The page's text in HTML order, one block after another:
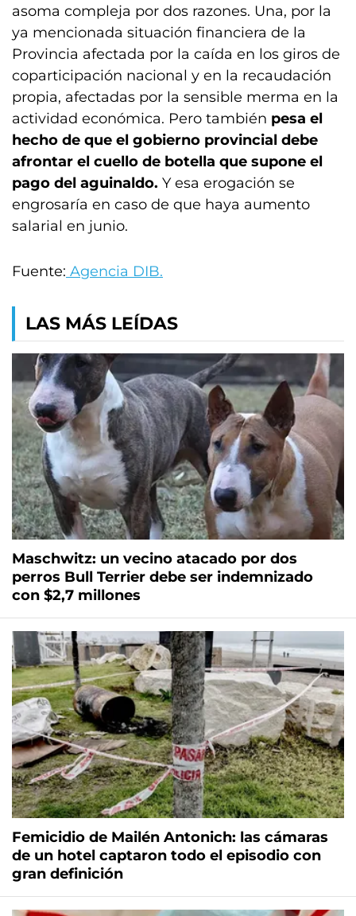
asoma compleja por dos razones. Una, por la
ya mencionada situación financiera de la
Provincia afectada por la caída en los giros de
coparticipación nacional y en la recaudación
propia, afectadas por la sensible merma en la
actividad económica. Pero también pesa el
hecho de que el gobierno provincial debe
afrontar el cuello de botella que supone el
pago del aguinaldo. Y esa erogación se
engrosaría en caso de que haya aumento
salarial en junio.
Fuente: Agencia DIB.
LAS MÁS LEÍDAS
Maschwitz: un vecino atacado por dos
perros Bull Terrier debe ser indemnizado
con $2,7 millones
Femicidio de Mailén Antonich: las cámaras
de un hotel captaron todo el episodio con
gran definición